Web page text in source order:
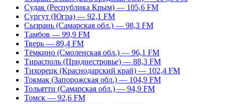
Судак (Республика Крым) — 105,6 FM
Сургут (Югра) — 92,1 FM
Сызрань (Самарская обл.) — 98,3 FM
Тамбов — 99,9 FM
Тверь — 89,4 FM
Тёмкино (Смоленская обл.) — 96,1 FM
Тирасполь (Приднестровье) — 88,3 FM
Тихорецк (Краснодарский край) — 102,4 FM
Токмак (Запорожская обл.) — 104,9 FM
Тольятти (Самарская обл.) — 94,9 FM
Томск — 92,6 FM